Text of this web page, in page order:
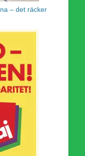
– det räcker